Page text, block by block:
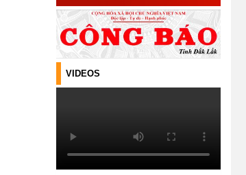
ĐẢNG ỦY XÃ CƯ M’TA CÔNG BỐ
CÁC QUYẾT ĐỊNH VỀ CÔNG TÁC
(14/07/2026)
VIDEOS